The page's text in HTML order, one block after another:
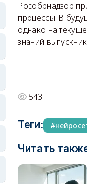
Рособрнадзор
процессы. В
однако на
знаний
543
Теги:
Читать